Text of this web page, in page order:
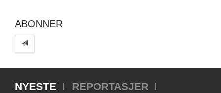
ABONNER
NYESTE
REPORTASJER